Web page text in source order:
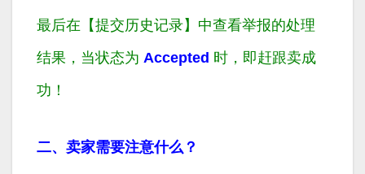
最后在【提交历史记录】中查看举报的处理
结果，当状态为 Accepted 时，即赶跟卖成
功！
二、卖家需要注意什么？